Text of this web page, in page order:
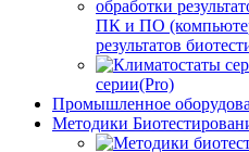
ПК и ПО
результатов
серии(Pro)
Промышленное
Методики